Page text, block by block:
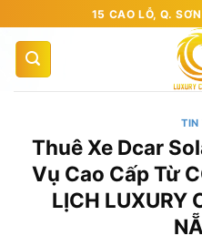
qua
dung
15 CAO LỖ, Q.
TIN
Thuê Xe Dcar
Vụ Cao Cấp Từ
LỊCH LUXURY